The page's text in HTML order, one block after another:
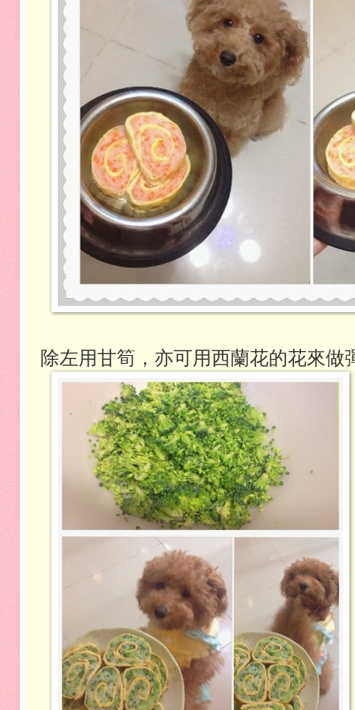
除左用甘筍，亦可用西蘭花的花來做